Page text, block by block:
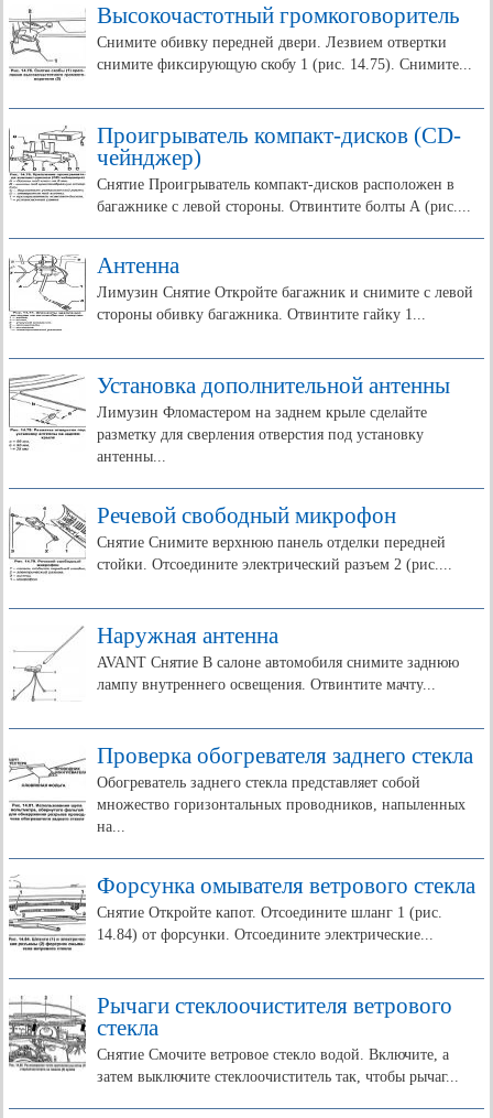
Высокочастотный громкоговоритель
Снимите обивку передней двери. Лезвием отвертки
снимите фиксирующую скобу 1 (рис. 14.75). Снимите...
Проигрыватель компакт-дисков (CD-
чейнджер)
Снятие Проигрыватель компакт-дисков расположен в
багажнике с левой стороны. Отвинтите болты А (рис....
Антенна
Лимузин Снятие Откройте багажник и снимите с левой
стороны обивку багажника. Отвинтите гайку 1...
Установка дополнительной антенны
Лимузин Фломастером на заднем крыле сделайте
разметку для сверления отверстия под установку
антенны...
Речевой свободный микрофон
Снятие Снимите верхнюю панель отделки передней
стойки. Отсоедините электрический разъем 2 (рис....
Наружная антенна
AVANT Снятие В салоне автомобиля снимите заднюю
лампу внутреннего освещения. Отвинтите мачту...
Проверка обогревателя заднего стекла
Обогреватель заднего стекла представляет собой
множество горизонтальных проводников, напыленных
на...
Форсунка омывателя ветрового стекла
Снятие Откройте капот. Отсоедините шланг 1 (рис.
14.84) от форсунки. Отсоедините электрические...
Рычаги стеклоочистителя ветрового
стекла
Снятие Смочите ветровое стекло водой. Включите, а
затем выключите стеклоочиститель так, чтобы рычаг...